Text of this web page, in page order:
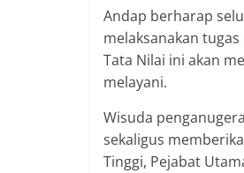
Andap berharap
melaksanakan
Tata Nilai ini akan
melayani.
Wisuda
sekaligus
Tinggi, Pejabat